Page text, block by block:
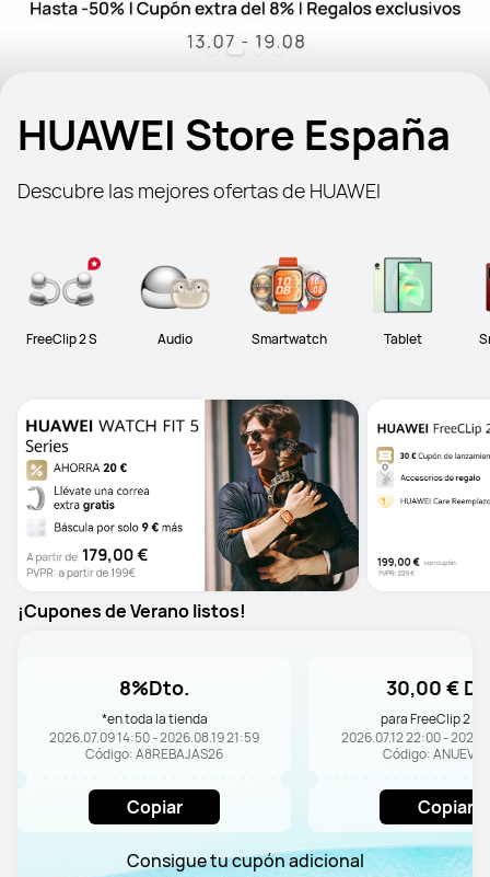
HUAWEI Store España
Descubre las mejores ofertas de HUAWEI
FreeClip 2 S Audio Smartwatch Tablet
¡Cupones de Verano listos!
8%Dto.
*en toda la tienda
2026.07.09 14:50 - 2026.08.19 21:59
Código: A8REBAJAS26
Copiar
30,00 €
para FreeClip 2
2026.07.12 22:00 -
Código:
Copiar
Consigue tu cupón adicional